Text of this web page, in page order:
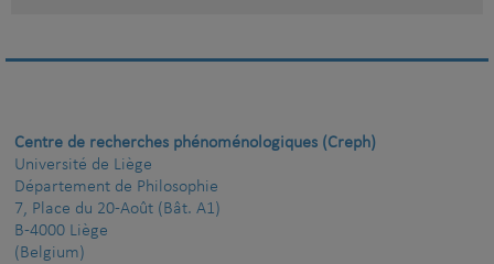
Centre de recherches phénoménologiques (Creph)
Université de Liège
Département de Philosophie
7, Place du 20-Août (Bât. A1)
B-4000 Liège
(Belgium)